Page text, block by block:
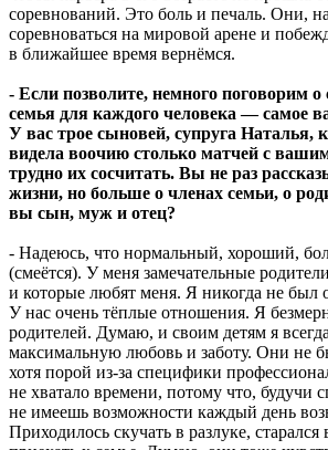
соревнований. Это боль и печаль. Они,
соревноваться на мировой арене и
в ближайшее время вернёмся.
- Если позволите, немного поговорим о
семья для каждого человека — самое
У вас трое сыновей, супруга Наталья,
видела воочию столько матчей с
трудно их сосчитать. Вы не раз
жизни, но больше о членах семьи, о
вы сын, муж и отец?
- Надеюсь, что нормальный, хороший,
(смеётся). У меня замечательные
и которые любят меня. Я никогда не был
У нас очень тёплые отношения. Я
родителей. Думаю, и своим детям я
максимальную любовь и заботу. Они не
хотя порой из-за специфики
не хватало времени, потому что, будучи
не имеешь возможности каждый день
Приходилось скучать в разлуке, старался